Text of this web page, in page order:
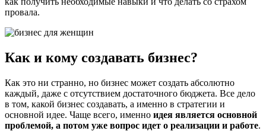
провала.
Как и кому создавать бизнес?
Как это ни странно, но бизнес может создать абсолютно
каждый, даже с отсутствием достаточного бюджета. Все дело
в том, какой бизнес создавать, а именно в стратегии и
основной идее. Чаще всего, именно идея является основной
проблемой, а потом уже вопрос идет о реализации и работе.